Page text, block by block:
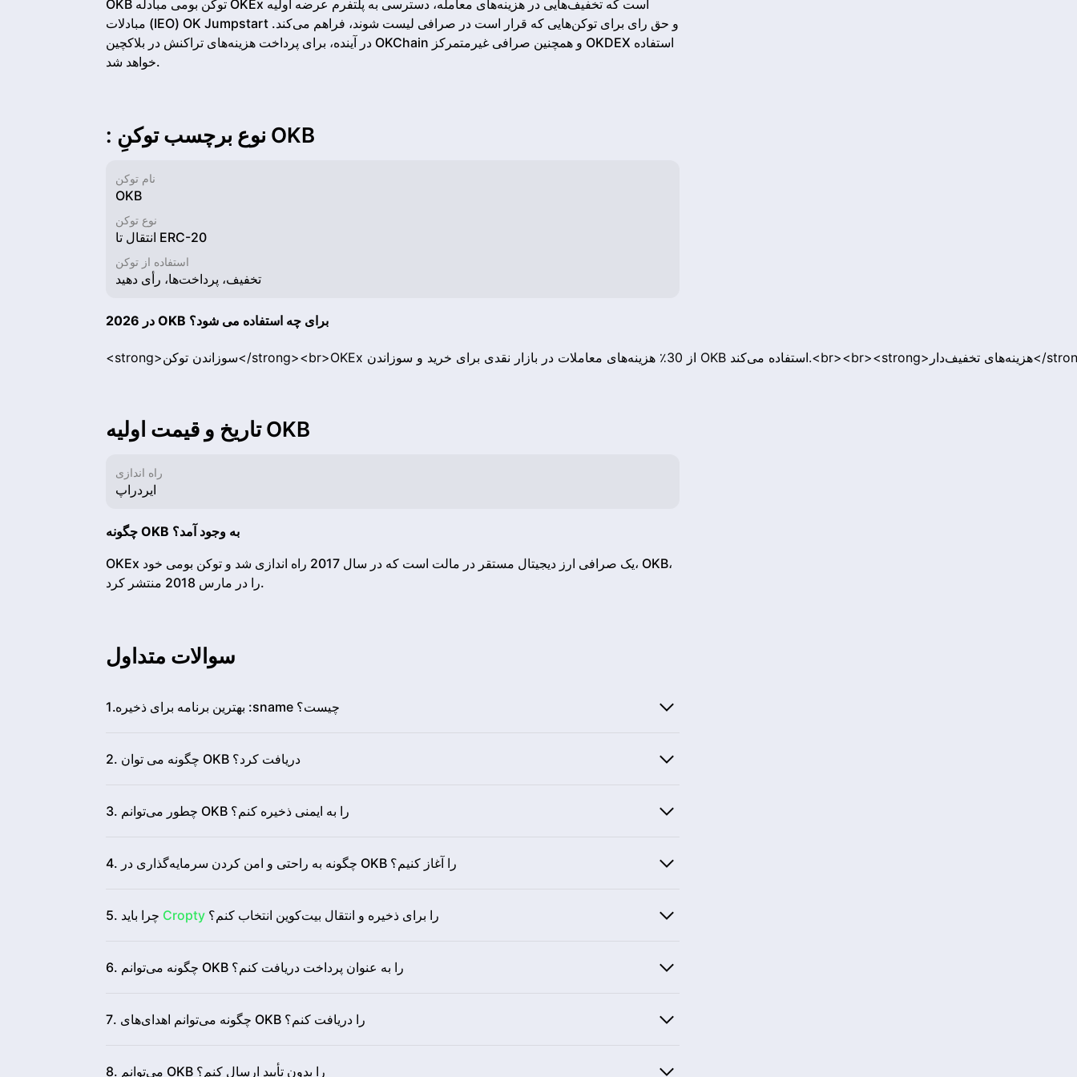
OKB توکن بومی مبادله OKEx است که تخفیف‌هایی در هزینه‌های معامله، دسترسی به پلتفرم عرضه اولیه
مبادلات (IEO) OK Jumpstart و حق رای برای توکن‌هایی که قرار است در صرافی لیست شوند، فراهم می‌کند.
در آینده، برای پرداخت هزینه‌های تراکنش در بلاکچین OKChain و همچنین صرافی غیرمتمرکز OKDEX استفاده
خواهد شد.
: نوع برچسب توکنِ OKB
نام توکن
OKB
نوع توکن
انتقال تا ERC-20
استفاده از توکن
تخفیف، پرداخت‌ها، رأی دهید
در 2026 OKB برای چه استفاده می شود؟
تاریخ و قیمت اولیه OKB
راه اندازی
ایردراپ
چگونه OKB به وجود آمد؟
OKEx یک صرافی ارز دیجیتال مستقر در مالت است که در سال 2017 راه اندازی شد و توکن بومی خود، OKB،
را در مارس 2018 منتشر کرد.
سوالات متداول
1.بهترین برنامه برای ذخیره :sname چیست؟
2. چگونه می توان OKB دریافت کرد؟
3. چطور می‌توانم OKB را به ایمنی ذخیره کنم؟
4. چگونه به راحتی و امن کردن سرمایه‌گذاری در OKB را آغاز کنیم؟
Cropty را برای ذخیره و انتقال بیت‌کوین انتخاب کنم؟
6. چگونه می‌توانم OKB را به عنوان پرداخت دریافت کنم؟
7. چگونه می‌توانم اهدای‌های OKB را دریافت کنم؟
8. می‌توانم OKB را بدون تأیید ارسال کنم؟